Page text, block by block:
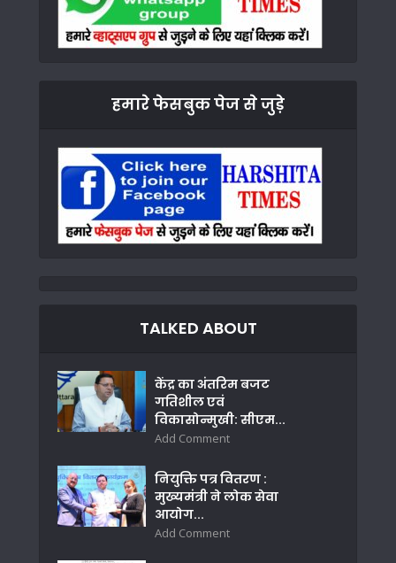
हमारे फेसबुक पेज से जुड़े
TALKED ABOUT
केंद्र का अंतरिम बजट
गतिशील एवं
विकासोन्मुखी: सीएम...
Add Comment
नियुक्ति पत्र वितरण :
मुख्यमंत्री ने लोक सेवा
आयोग...
Add Comment